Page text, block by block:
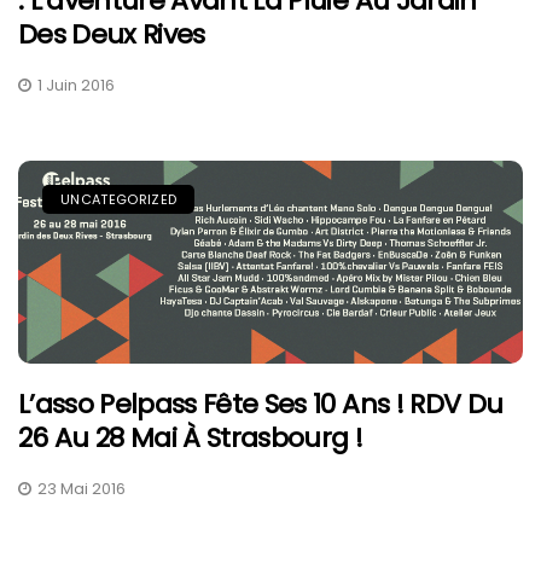
Des Deux Rives
1 Juin 2016
UNCATEGORIZED
L’asso Pelpass Fête Ses 10 Ans ! RDV Du
26 Au 28 Mai À Strasbourg !
23 Mai 2016